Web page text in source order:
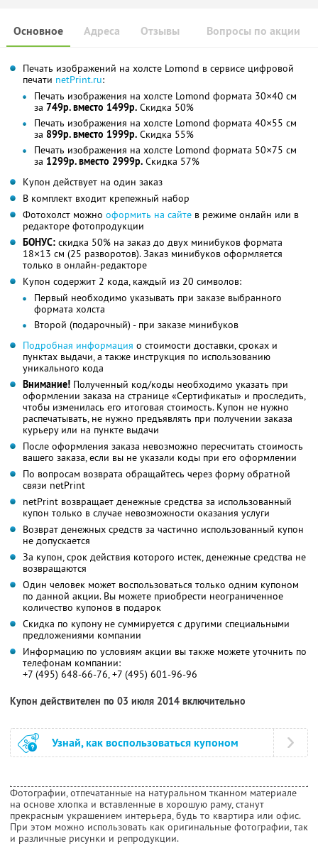
Основное Отзывы Вопросы по акции
Адреса
Печать изображений на холсте Lomond в сервисе цифровой
печати netPrint.ru:
Печать изображения на холсте Lomond формата 30×40 см
за 749р. вместо 1499р. Скидка 50%
Печать изображения на холсте Lomond формата 40×55 см
за 899р. вместо 1999р. Скидка 55%
Печать изображения на холсте Lomond формата 50×75 см
за 1299р. вместо 2999р. Скидка 57%
Купон действует на один заказ
В комплект входит крепежный набор
Фотохолст можно оформить на сайте в режиме онлайн или в
редакторе фотопродукции
БОНУС: скидка 50% на заказ до двух минибуков формата
18×13 см (25 разворотов). Заказ минибуков оформляется
только в онлайн-редакторе
Купон содержит 2 кода, каждый из 20 символов:
Первый необходимо указывать при заказе выбранного
формата холста
Второй (подарочный) - при заказе минибуков
Подробная информация о стоимости доставки, сроках и
пунктах выдачи, а также инструкция по использованию
уникального кода
Внимание! Полученный код/коды необходимо указать при
оформлении заказа на странице «Сертификаты» и проследить,
чтобы изменилась его итоговая стоимость. Купон не нужно
распечатывать, не нужно предъявлять при получении заказа
курьеру или на пункте выдачи
После оформления заказа невозможно пересчитать стоимость
вашего заказа, если вы не указали коды при его оформлении
По вопросам возврата обращайтесь через форму обратной
связи netPrint
netPrint возвращает денежные средства за использованный
купон только в случае невозможности оказания услуги
Возврат денежных средств за частично использованный купон
не допускается
За купон, срок действия которого истек, денежные средства не
возвращаются
Один человек может воспользоваться только одним купоном
по данной акции. Вы можете приобрести неограниченное
количество купонов в подарок
Скидка по купону не суммируется с другими специальными
предложениями компании
Информацию по условиям акции вы также можете уточнить по
телефонам компании:
+7 (495) 648-66-76, +7 (495) 601-96-96
Купон действителен по 03 июля 2014 включительно
Узнай, как воспользоваться купоном
Фотографии, отпечатанные на натуральном тканном материале
на основе хлопка и вставленные в хорошую раму, станут
прекрасным украшением интерьера, будь то квартира или офис.
При этом можно использовать как оригинальные фотографии, так
и различные рисунки и репродукции.